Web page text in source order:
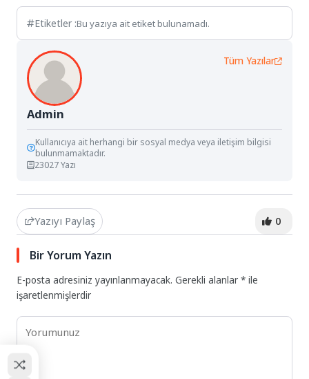
Etiketler :Bu yazıya ait etiket bulunamadı.
Admin
Tüm Yazılar
Kullanıcıya ait herhangi bir sosyal medya veya iletişim bilgisi
bulunmamaktadır.
23027 Yazı
Yazıyı Paylaş 0
Bir Yorum Yazın
E-posta adresiniz yayınlanmayacak. Gerekli alanlar* ile
işaretlenmişlerdir